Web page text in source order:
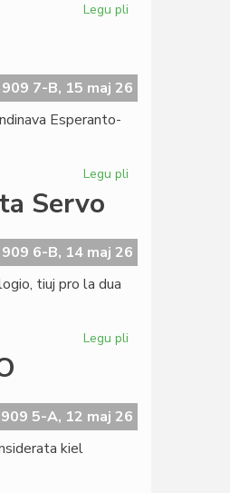
Legu pli
prezidanto
de
7-B, 15 maj 26
Esperanto-
Legu pli
Lesjoforso
tuj
Servo
6-B, 14 maj 26
tiuj pro la dua
Legu pli
de
Civila
5-A, 12 maj 26
kiel